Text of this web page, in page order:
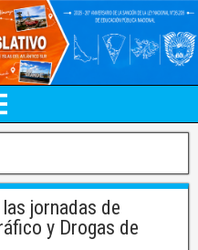
jornadas de
y Drogas de